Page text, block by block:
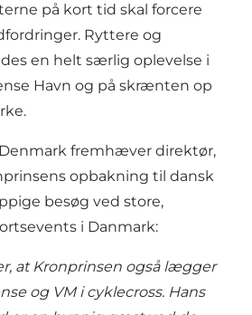
på kort tid skal forcere
Ryttere og
en helt særlig oplevelse i
Havn og på skrænten op
fremhæver direktør,
opbakning til dansk
besøg ved store,
i Danmark:
at Kronprinsen også lægger
og VM i cyklecross. Hans